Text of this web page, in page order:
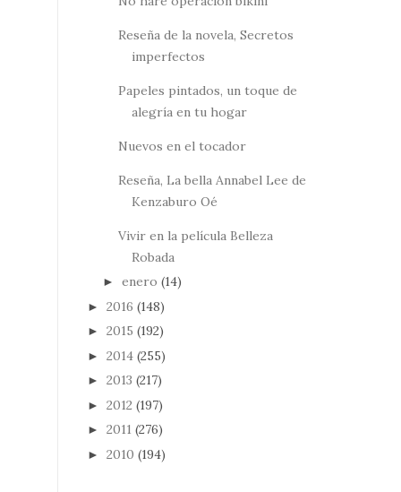
Reseña de la novela, Secretos
imperfectos
Papeles pintados, un toque de
alegría en tu hogar
Nuevos en el tocador
Reseña, La bella Annabel Lee de
Kenzaburo Oé
Vivir en la película Belleza
Robada
► enero (14)
► 2016 (148)
► 2015 (192)
► 2014 (255)
► 2013 (217)
► 2012 (197)
► 2011 (276)
► 2010 (194)